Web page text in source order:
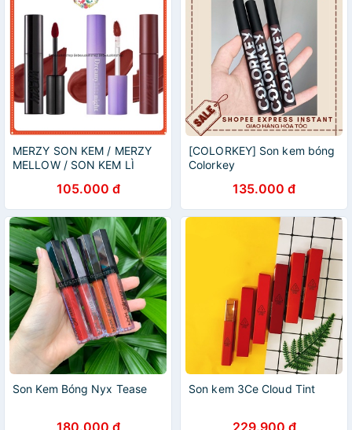
MERZY SON KEM / MERZY
MELLOW / SON KEM LÌ
DREAMY LATE NIGHT
105.000 đ
[COLORKEY] Son kem bóng
Colorkey
135.000 đ
Son Kem Bóng Nyx Tease
180.000 đ
Son kem 3Ce Cloud Tint
229.900 đ